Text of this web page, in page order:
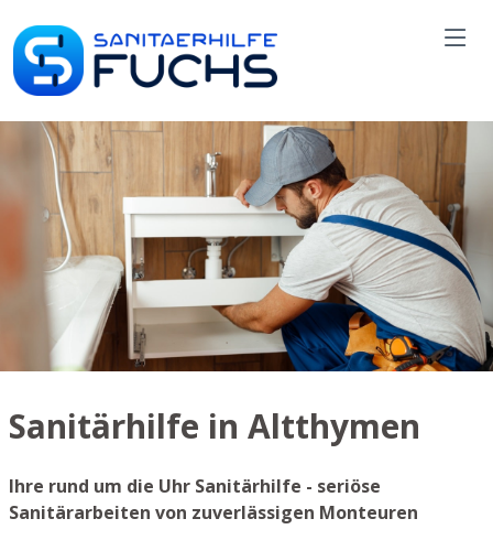
Sanitärhilfe in Altthymen
Ihre rund um die Uhr Sanitärhilfe - seriöse
Sanitärarbeiten von zuverlässigen Monteuren